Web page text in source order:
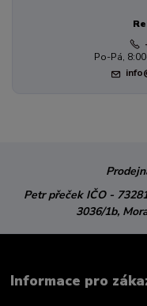
Po-Pá,
Petr přeček IČO -
3036/1b,
Informace pro